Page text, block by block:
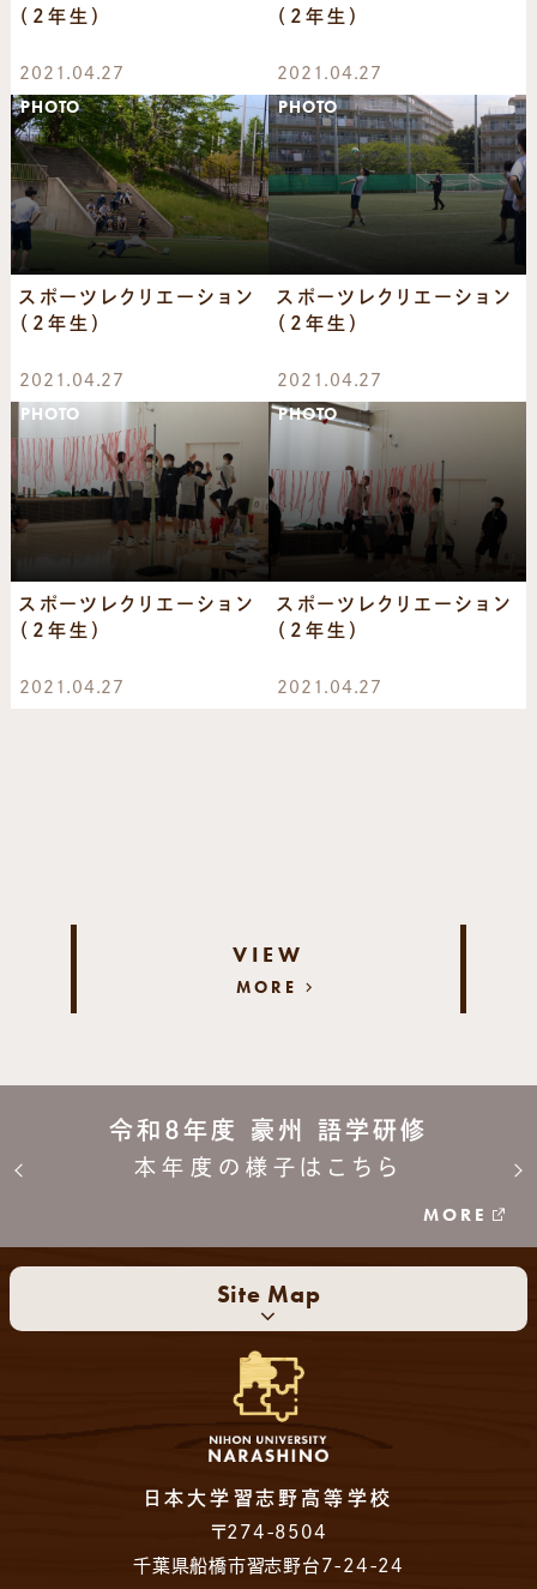
（2年生）
2021.04.27
（2年生）
2021.04.27
PHOTO
スポーツレクリエーション
（2年生）
2021.04.27
PHOTO
スポーツレクリエーション
（2年生）
2021.04.27
PHOTO
スポーツレクリエーション
（2年生）
2021.04.27
PHOTO
スポーツレクリエーション
（2年生）
2021.04.27
VIEW
MORE
令和8年度 豪州 語学研修
本年度の様子はこちら
MORE
Site Map
日本大学習志野高等学校
〒274-8504
千葉県船橋市習志野台7-24-24